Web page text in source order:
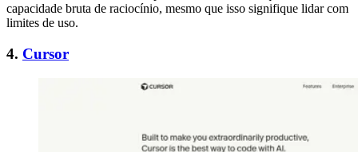
capacidade bruta de raciocínio, mesmo que isso signifique lidar com
limites de uso.
4. Cursor